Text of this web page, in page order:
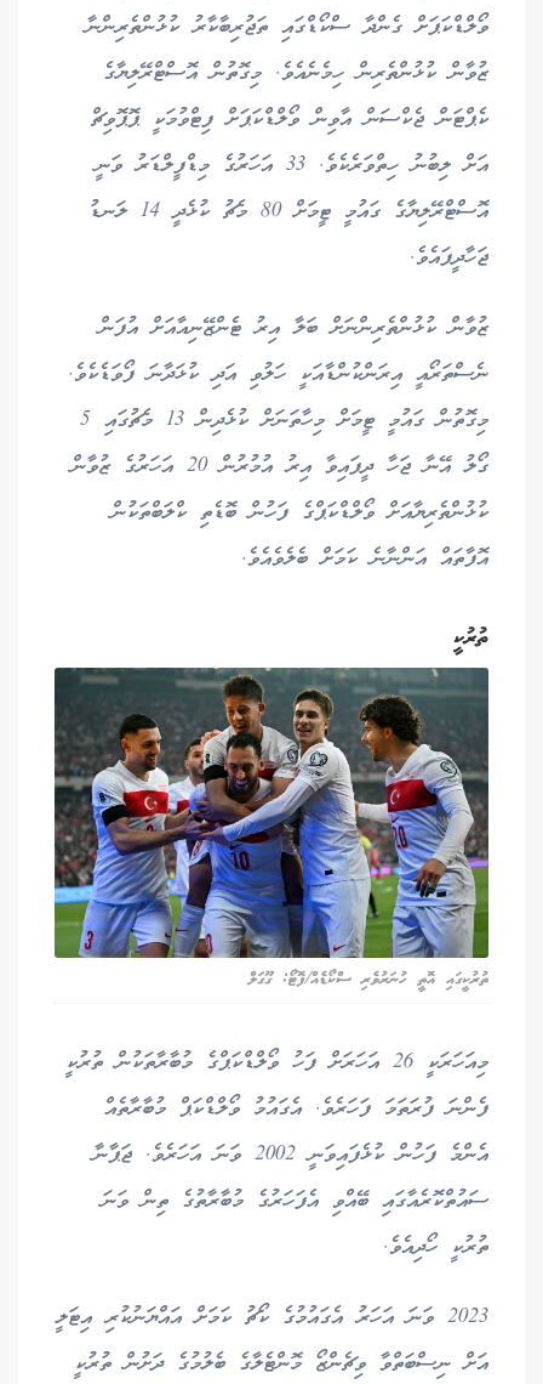
ވޯލްޑްކަޕަށް ގެންދާ ސްކޯޑްގައި ތަޖުރިބާކާރު ކުޅުންތެރިންނާ
ޒުވާން ކުޅުންތެރިން ހިމެނެއެވެ. މިގޮތުން އޮސްޓްރޭލިޔާގެ
ކެޕްޓަން ޖެކްސަން އާވިން ވޯލްޑްކަޕަށް ފިޓްވުމަކީ ޕޮޕޮވިޗް
އަށް ލިބުނު ހިތްވަރެކެވެ. 33 އަހަރުގެ މިޑްފީލްޑަރު ވަނީ
އޮސްޓްރޭލިޔާގެ ގައުމީ ޓީމަށް 80 މެޗު ކުޅެދީ 14 ލަނޑު
ޖަހާދީފައެވެ.
ޒުވާން ކުޅުންތެރިންނަށް ބަލާ އިރު ޓެންޒޭނިއާއަށް އުފަން
ނެސްތަރޯއީ އިރަންކުންޑާއަކީ ހަލުވި އަދި ކުޅަދާނަ ފޯވަޑެކެވެ.
މިގޮތުން ގައުމީ ޓީމަށް މިހާތަނަށް ކުޅެދިން 13 މެޗުގައި 5
ގޯލު އޭނާ ޖަހާ ދީފައިވާ އިރު އުމުރުން 20 އަހަރުގެ ޒުވާން
ކުޅުންތެރިޔާއަށް ވޯލްޑްކަޕްގެ ފަހުން ބޮޑެތި ކްލަބްތަކުން
އޮފާތައް އަންނާނެ ކަމަށް ބެލެވެއެވެ.
ތުރުކީ
ތުރުކީގައި އޮތީ ހުނަރުވެރި ސްކޯޑެއް/ފޮޓޯ: ގޫގަލް
މިއަހަރަކީ 26 އަހަރަށް ފަހު ވޯލްޑްކަޕްގެ މުބާރާތަކުން ތުރުކީ
ފެންނަ ފުރަތަމަ ފަހަރެވެ. އެގައުމު ވޯލްޑްކަޕް މުބާރާތެއް
އެންމެ ފަހުން ކުޅެފައިވަނީ 2002 ވަނަ އަހަރެވެ. ޖަޕާނާ
ސައުތްކޮރެއާގައި ބޭއްވި އެފަހަރުގެ މުބާރާތުގެ ތިން ވަނަ
ތުރުކީ ހޯދިއެވެ.
2023 ވަނަ އަހަރު އެގައުމުގެ ކޯޗު ކަމަށް އައްޔަނުކުރި އިޓަލީ
އަށް ނިސްބަތްވާ ވިޗެންޒޯ މޮންޓެލާގެ ބެލުމުގެ ދަށުން ތުރުކީ